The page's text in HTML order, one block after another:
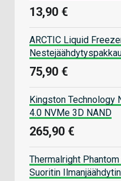
13,90 €
ARCTIC Liquid
75,90 €
Kingston Technology
4.0 NVMe 3D NAND
265,90 €
Thermalright
Suoritin